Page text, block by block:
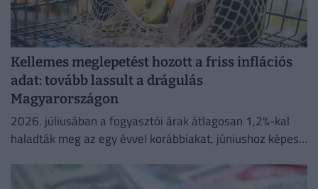
Kellemes meglepetést hozott a friss inflációs
adat: tovább lassult a drágulás
Magyarországon
2026. júliusában a fogyasztói árak átlagosan 1,2%-kal
haladták meg az egy évvel korábbiakat, júniushoz képest